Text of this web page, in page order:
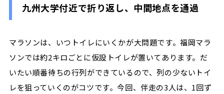
九州大学付近で折り返し、中間地点を通過
マラソンは、いつトイレにいくかが大問題です。福岡マラ
ソンでは約2キロごとに仮設トイレが置いてあります。だ
いたい順番待ちの行列ができているので、列の少ないトイ
レを狙っていくのがコツです。今回、伴走の3人は、1回ず